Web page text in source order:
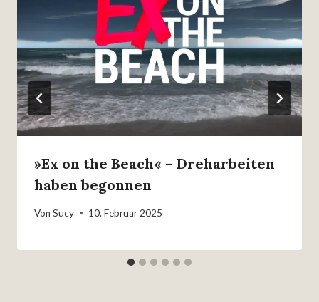
»Ex on the Beach« – Dreharbeiten
haben begonnen
Von Sucy 10. Februar 2025